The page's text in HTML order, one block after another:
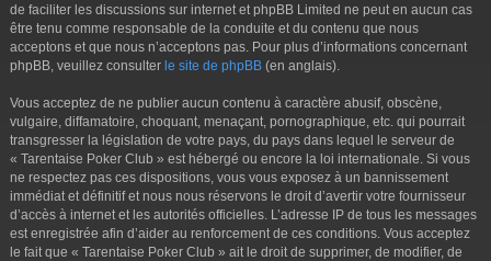
de faciliter les discussions sur internet et phpBB Limited ne peut en aucun cas
être tenu comme responsable de la conduite et du contenu que nous
acceptons et que nous n’acceptons pas. Pour plus d’informations concernant
phpBB, veuillez consulter le site de phpBB (en anglais).
Vous acceptez de ne publier aucun contenu à caractère abusif, obscène,
vulgaire, diffamatoire, choquant, menaçant, pornographique, etc. qui pourrait
transgresser la législation de votre pays, du pays dans lequel le serveur de
« Tarentaise Poker Club » est hébergé ou encore la loi internationale. Si vous
ne respectez pas ces dispositions, vous vous exposez à un bannissement
immédiat et définitif et nous nous réservons le droit d’avertir votre fournisseur
d’accès à internet et les autorités officielles. L’adresse IP de tous les messages
est enregistrée afin d’aider au renforcement de ces conditions. Vous acceptez
le fait que « Tarentaise Poker Club » ait le droit de supprimer, de modifier, de